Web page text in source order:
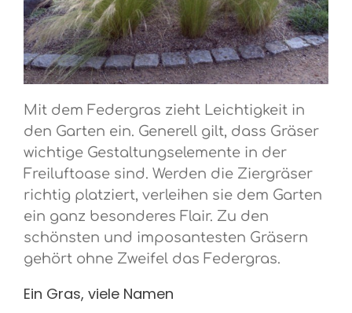
Mit dem Federgras zieht Leichtigkeit in
den Garten ein. Generell gilt, dass Gräser
wichtige Gestaltungselemente in der
Freiluftoase sind. Werden die Ziergräser
richtig platziert, verleihen sie dem Garten
ein ganz besonderes Flair. Zu den
schönsten und imposantesten Gräsern
gehört ohne Zweifel das Federgras.
Ein Gras, viele Namen